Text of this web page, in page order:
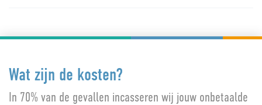
Wat zijn de kosten?
In 70% van de gevallen incasseren wij jouw onbetaalde